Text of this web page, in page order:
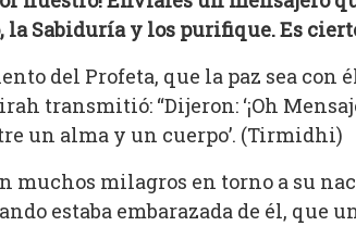
la Sabiduría y los purifique. Es
del Profeta, que la paz sea con
transmitió: “Dijeron: ‘¡Oh
un alma y un cuerpo’. (Tirmidhi)
muchos milagros en torno a su
estaba embarazada de él,